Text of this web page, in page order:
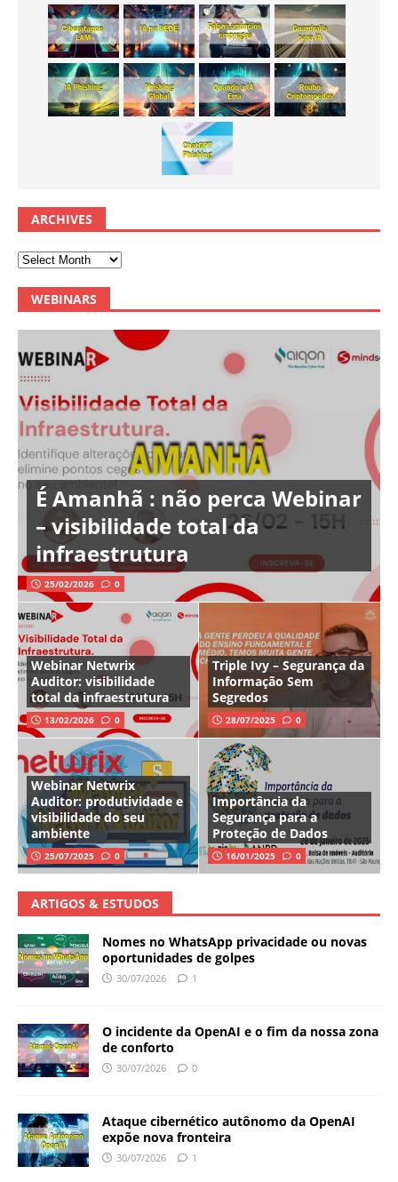
ARCHIVES
WEBINARS
É Amanhã : não perca Webinar
– visibilidade total da
infraestrutura
25/02/2026 0
Webinar Netwrix
Auditor: visibilidade
total da infraestrutura
13/02/2026 0
Triple Ivy – Segurança da
Informação Sem
Segredos
28/07/2025 0
Webinar Netwrix
Auditor: produtividade e
visibilidade do seu
ambiente
25/07/2025 0
Importância da
Segurança para a
Proteção de Dados
16/01/2025 0
ARTIGOS & ESTUDOS
Nomes no WhatsApp privacidade ou novas
oportunidades de golpes
30/07/2026 1
O incidente da OpenAI e o fim da nossa zona
de conforto
30/07/2026 0
Ataque cibernético autônomo da OpenAI
expõe nova fronteira
30/07/2026 1